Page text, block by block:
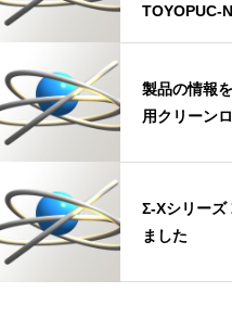
TOYOPUC-
製品の情報
用クリーン
Σ-Xシリーズ
ました